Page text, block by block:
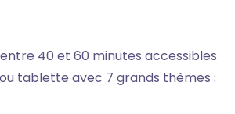
40 et 60 minutes accessibles
tablette avec 7 grands thèmes :